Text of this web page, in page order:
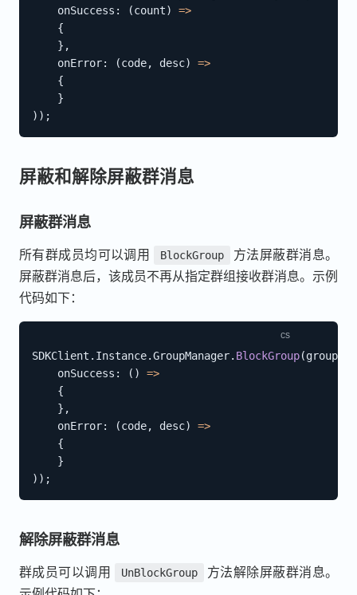
onSuccess : (count)
=>
{
} ,
onError: (code, desc)
=>
{
}
) ) ;
屏蔽和解除屏蔽群消息
屏蔽群消息
所有群成员均可以调用 BlockGroup
方法屏蔽群消息。
屏蔽群消息后，该成员不再从指定群组接收群消息。示例
代码如下：
SDKClient . Instance.GroupManager. BlockGroup(groupId
onSuccess : ( )
=>
{
} ,
onError: (code, desc)
=>
{
}
) ) ;
解除屏蔽群消息
群成员可以调用 UnBlockGroup
方法解除屏蔽群消息。